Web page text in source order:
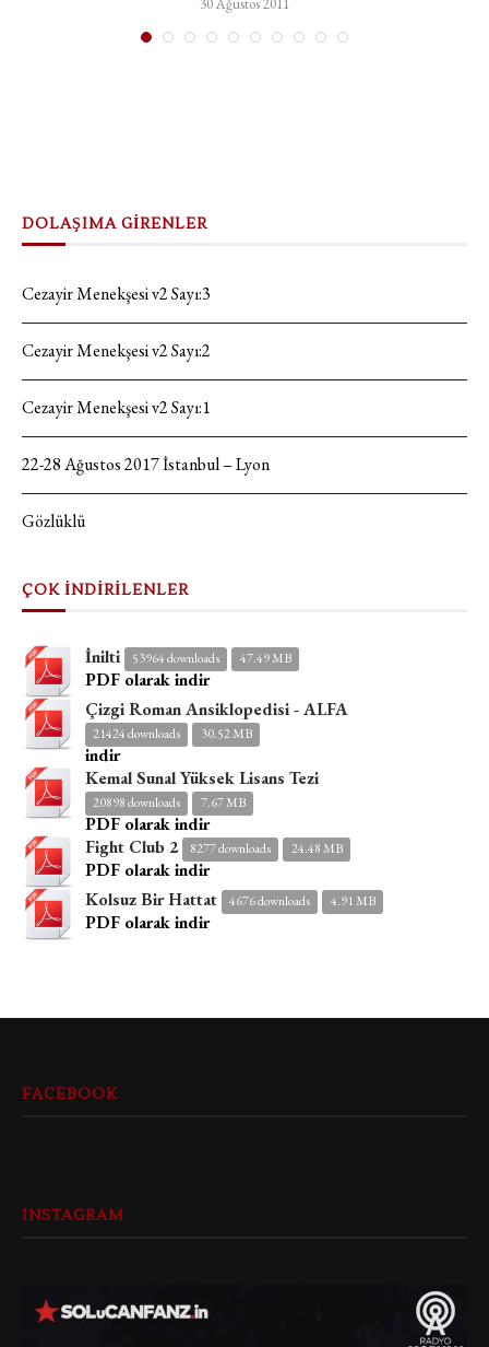
30 Ağustos 2011
DOLAŞIMA GİRENLER
Cezayir Menekşesi v2 Sayı:3
Cezayir Menekşesi v2 Sayı:2
Cezayir Menekşesi v2 Sayı:1
22-28 Ağustos 2017 İstanbul – Lyon
Gözlüklü
ÇOK İNDİRİLENLER
İnilti 53964 downloads 47.49 MB
PDF olarak indir
Çizgi Roman Ansiklopedisi - ALFA
21424 downloads 30.52 MB
indir
Kemal Sunal Yüksek Lisans Tezi
20898 downloads 7.67 MB
PDF olarak indir
Fight Club 2
8277 downloads 24.48 MB
PDF olarak indir
Kolsuz Bir Hattat
4676 downloads 4.91 MB
PDF olarak indir
FACEBOOK
INSTAGRAM